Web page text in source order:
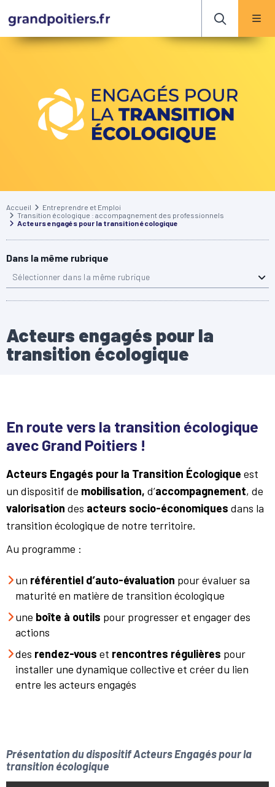
Accueil
Entreprendre et Emploi
Transition écologique : accompagnement des professionnels
Acteurs engagés pour la transition écologique
Dans la même rubrique
Sélectionner dans la même rubrique
Acteurs engagés pour la
transition écologique
En route vers la transition écologique
avec Grand Poitiers !
Acteurs Engagés pour la Transition Écologique est
un dispositif de mobilisation, d’accompagnement, de
valorisation des acteurs socio-économiques dans la
transition écologique de notre territoire.
Au programme :
un référentiel d’auto-évaluation pour évaluer sa
maturité en matière de transition écologique
une boîte à outils pour progresser et engager des
actions
des rendez-vous et rencontres régulières pour
installer une dynamique collective et créer du lien
entre les acteurs engagés
Présentation du dispositif Acteurs Engagés pour la
transition écologique